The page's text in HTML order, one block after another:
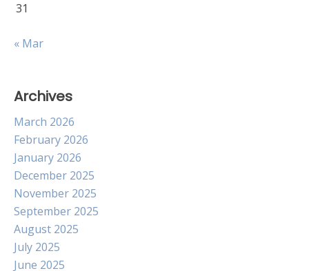
31
« Mar
Archives
March 2026
February 2026
January 2026
December 2025
November 2025
September 2025
August 2025
July 2025
June 2025